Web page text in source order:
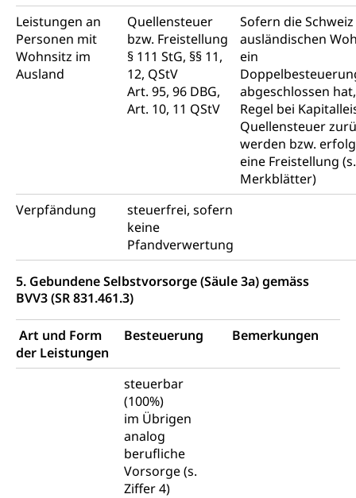
Leistungen an
Personen mit
Wohnsitz im
Ausland
Quellensteuer
bzw. Freistellung
§ 111 StG, §§ 11,
12, QStV
Art. 95, 96 DBG,
Art. 10, 11 QStV
Sofern die
ausländischen
ein
abgeschlossen
Regel bei
Quellensteuer
werden bzw.
eine Freistellung (s.
Merkblätter)
Verpfändung
steuerfrei, sofern
keine
Pfandverwertung
5. Gebundene Selbstvorsorge (Säule 3a) gemäss
BVV3 (SR 831.461.3)
Art und Form
der Leistungen
Besteuerung Bemerkungen
steuerbar
(100%)
im Übrigen
analog
berufliche
Vorsorge (s.
Ziffer 4)